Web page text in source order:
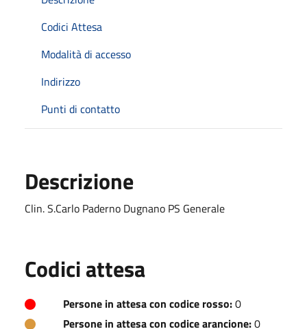
Codici Attesa
Modalità di accesso
Indirizzo
Punti di contatto
Descrizione
Clin. S.Carlo Paderno Dugnano PS Generale
Codici attesa
Persone in attesa con codice rosso:0
Persone in attesa con codice arancione:0